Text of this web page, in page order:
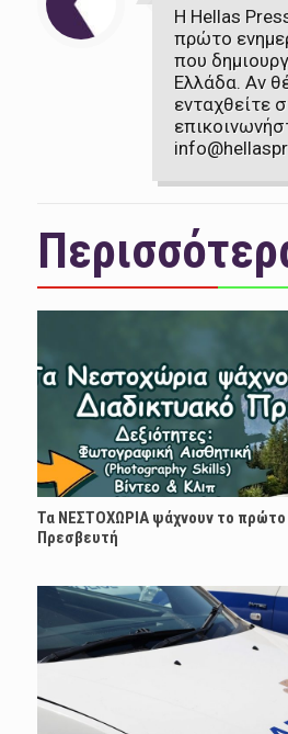
Η Hellas
πρώτο
που
Ελλάδα. Αν
ενταχθείτε
Τα ΝΕΣΤΟΧΩΡΙΑ ψάχνουν το πρώτο
Πρεσβευτή